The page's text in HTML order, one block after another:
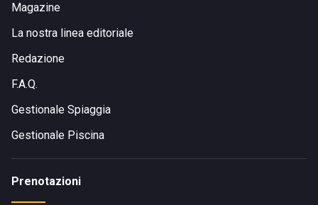
Magazine
La nostra linea editoriale
Redazione
F.A.Q.
Gestionale Spiaggia
Gestionale Piscina
Prenotazioni